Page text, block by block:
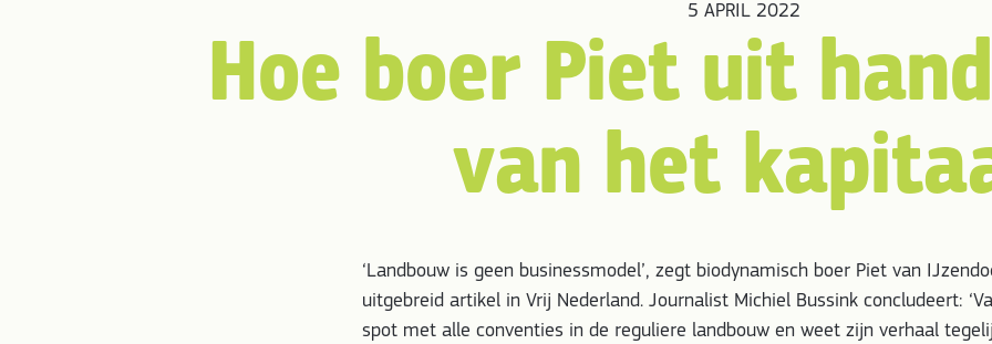
5 APRIL 2022
Hoe boer Piet uit
van het
‘Landbouw is geen businessmodel’, zegt biodynamisch boer Piet van
uitgebreid artikel in Vrij Nederland. Journalist Michiel Bussink concludeert:
spot met alle conventies in de reguliere landbouw en weet zijn verhaal